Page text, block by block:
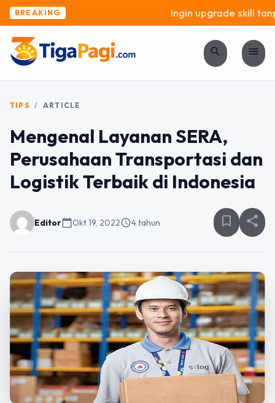
BREAKING Ingin upgrade skill
search menu
TIPS / ARTICLE
Mengenal Layanan SERA,
Perusahaan Transportasi dan
Logistik Terbaik di Indonesia
Editorcalendar_todayOkt 19, 2022schedule4 tahun bookmark_border share